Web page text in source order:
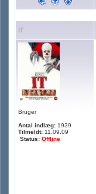
IT
Bruger
Antal indlæg: 1939
Tilmeldt: 11.09.09
Status: Offline